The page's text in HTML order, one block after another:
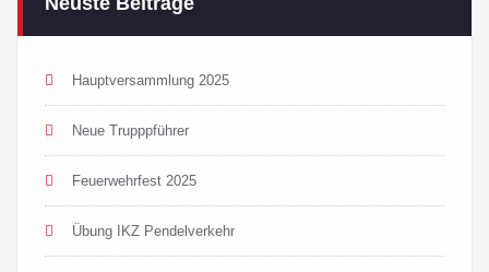
Hauptversammlung 2025
Neue Trupppführer
Feuerwehrfest 2025
Übung IKZ Pendelverkehr